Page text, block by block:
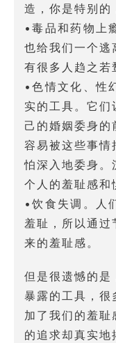
造，你是特别的
•毒品和药物上
也给我们一个逃
有很多人趋之若
•色情文化、性
实的工具。它们
己的婚姻委身的
容易被这些事情
怕深入地委身。
个人的羞耻感和
•饮食失调。人
羞耻，所以通
来的羞耻感。
但是很遗憾的是
暴露的工具，很
加了我们的羞耻
的追求却真实